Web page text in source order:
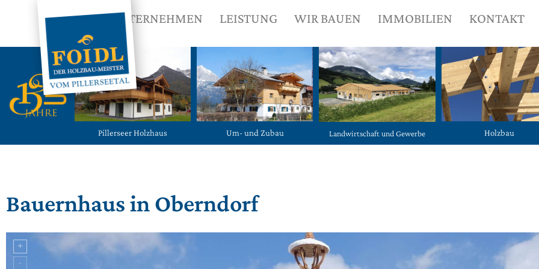
UNTERNEHMEN LEISTUNG WIR BAUEN IMMOBILIEN KONTAKT
Pillerseer Holzhaus Um- und Zubau Landwirtschaft und Gewerbe Holzbau
Bauernhaus in Oberndorf